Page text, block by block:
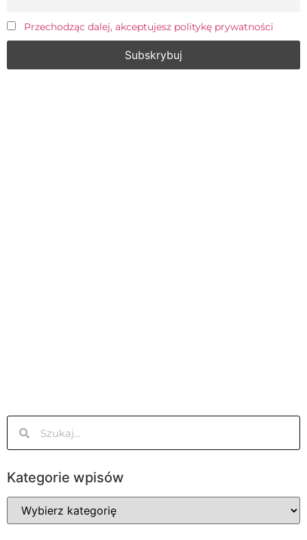
Przechodząc dalej, akceptujesz politykę prywatności
Kategorie wpisów